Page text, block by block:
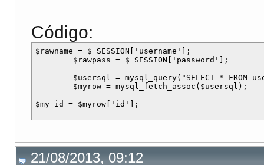
Código:
$rawname = $_SESSION['username'];
21/08/2013, 09:12